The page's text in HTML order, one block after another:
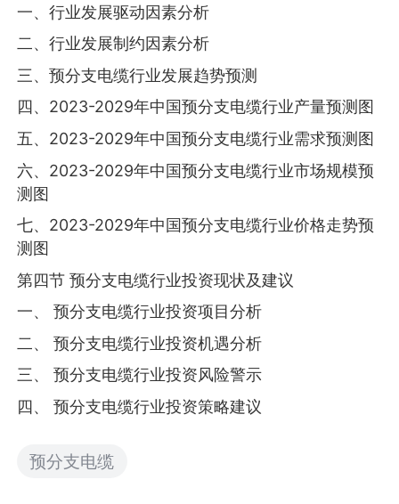
一、行业发展驱动因素分析
二、行业发展制约因素分析
三、预分支电缆行业发展趋势预测
四、2023-2029年中国预分支电缆行业产量预测图
五、2023-2029年中国预分支电缆行业需求预测图
六、2023-2029年中国预分支电缆行业市场规模预
测图
七、2023-2029年中国预分支电缆行业价格走势预
测图
第四节 预分支电缆行业投资现状及建议
一、 预分支电缆行业投资项目分析
二、 预分支电缆行业投资机遇分析
三、 预分支电缆行业投资风险警示
四、 预分支电缆行业投资策略建议
预分支电缆